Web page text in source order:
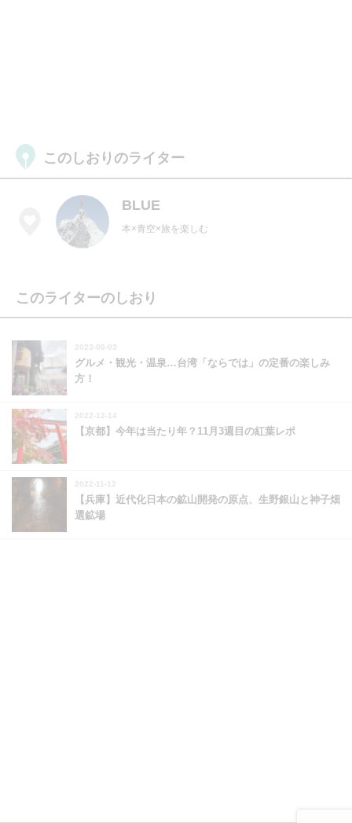
このしおりのライター
BLUE
本×青空×旅を楽しむ
このライターのしおり
2023-08-03
グルメ・観光・温泉…台湾「ならでは」の定番の楽しみ
方！
2022-12-14
【京都】今年は当たり年？11月3週目の紅葉レポ
2022-11-12
【兵庫】近代化日本の鉱山開発の原点、生野銀山と神子畑
選鉱場